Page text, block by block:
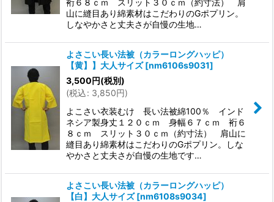
裄６８ｃｍ スリット３０ｃｍ（約寸法） 肩
山に縫目あり綿素材はこだわりのGポプリン。
しなやかさと丈夫さが自慢の生地…
よさこい長い法被（カラーロングハッピ）
【黄】】大人サイズ [nm6106s9031]
3,500円(税別)
(税込: 3,850円)
よこさい衣装むけ 長い法被綿100％ インド
ネシア製身丈１２０ｃｍ 身幅６７ｃｍ 裄６
８ｃｍ スリット３０ｃｍ（約寸法） 肩山に
縫目あり綿素材はこだわりのGポプリン。しな
やかさと丈夫さが自慢の生地です…
よさこい長い法被（カラーロングハッピ）
【白】大人サイズ [nm6108s9034]